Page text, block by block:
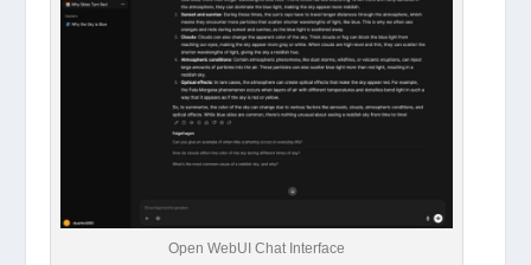
Open WebUI Chat Interface